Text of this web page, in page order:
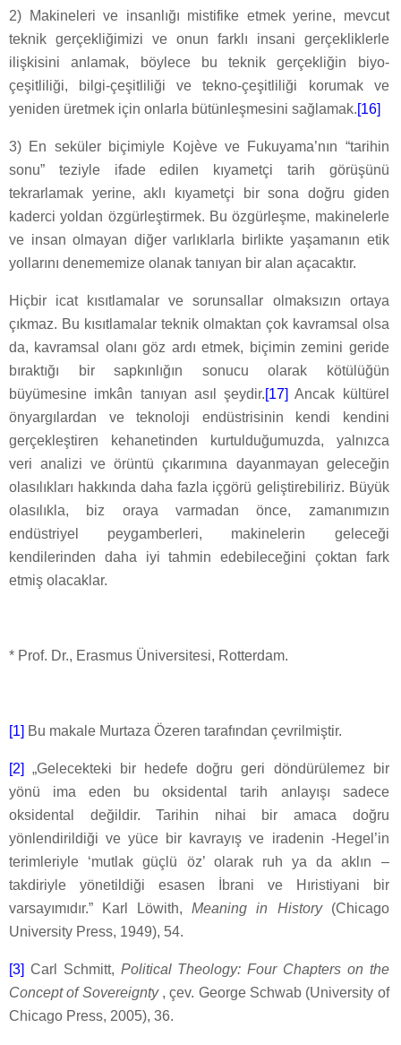
2) Makineleri ve insanlığı mistifike etmek yerine, mevcut
teknik gerçekliğimizi ve onun farklı insani gerçekliklerle
ilişkisini anlamak, böylece bu teknik gerçekliğin biyo-
çeşitliliği, bilgi-çeşitliliği ve tekno-çeşitliliği korumak ve
yeniden üretmek için onlarla bütünleşmesini sağlamak.[16]
3) En seküler biçimiyle Kojève ve Fukuyama’nın “tarihin
sonu” teziyle ifade edilen kıyametçi tarih görüşünü
tekrarlamak yerine, aklı kıyametçi bir sona doğru giden
kaderci yoldan özgürleştirmek. Bu özgürleşme, makinelerle
ve insan olmayan diğer varlıklarla birlikte yaşamanın etik
yollarını denememize olanak tanıyan bir alan açacaktır.
Hiçbir icat kısıtlamalar ve sorunsallar olmaksızın ortaya
çıkmaz. Bu kısıtlamalar teknik olmaktan çok kavramsal olsa
da, kavramsal olanı göz ardı etmek, biçimin zemini geride
bıraktığı bir sapkınlığın sonucu olarak kötülüğün
büyümesine imkân tanıyan asıl şeydir.[17] Ancak kültürel
önyargılardan ve teknoloji endüstrisinin kendi kendini
gerçekleştiren kehanetinden kurtulduğumuzda, yalnızca
veri analizi ve örüntü çıkarımına dayanmayan geleceğin
olasılıkları hakkında daha fazla içgörü geliştirebiliriz. Büyük
olasılıkla, biz oraya varmadan önce, zamanımızın
endüstriyel peygamberleri, makinelerin geleceği
kendilerinden daha iyi tahmin edebileceğini çoktan fark
etmiş olacaklar.
* Prof. Dr., Erasmus Üniversitesi, Rotterdam.
[1] Bu makale Murtaza Özeren tarafından çevrilmiştir.
[2]
„Gelecekteki bir hedefe doğru geri döndürülemez bir
yönü ima eden bu oksidental tarih anlayışı sadece
oksidental değildir. Tarihin nihai bir amaca doğru
yönlendirildiği ve yüce bir kavrayış ve iradenin -Hegel’in
terimleriyle ‘mutlak güçlü öz’ olarak ruh ya da aklın –
takdiriyle yönetildiği esasen İbrani ve Hıristiyani bir
varsayımıdır.” Karl Löwith,Meaning in History(Chicago
University Press, 1949), 54.
[3] Carl Schmitt, Political Theology: Four Chapters on the
Concept of Sovereignty, çev. George Schwab (University of
Chicago Press, 2005), 36.